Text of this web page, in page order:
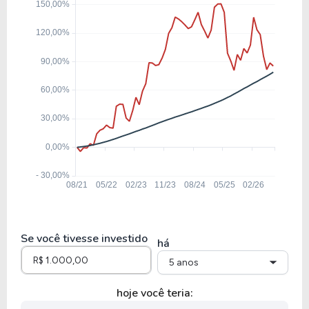
0,49 11,77% 17,82%
BMGB4
5,69
Se você tivesse investido há
5 anos
hoje você teria: